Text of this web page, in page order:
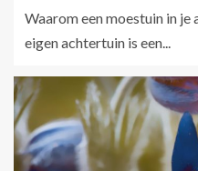
Waarom een moestuin in je
eigen achtertuin is een...